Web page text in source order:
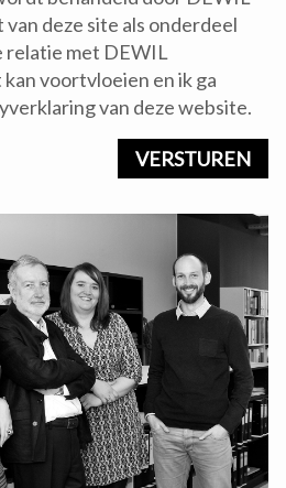
deze site als onderdeel
relatie met DEWIL
voortvloeien en ik ga
van deze website.